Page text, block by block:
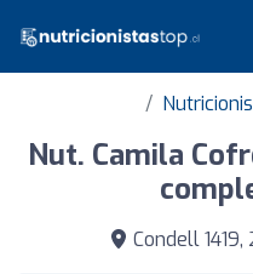
Nut. Camila
Condell